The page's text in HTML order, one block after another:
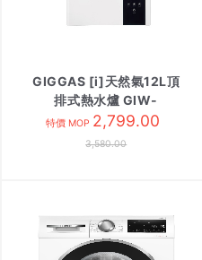
GIGGAS [i]天然氣12L頂
排式熱水爐 GIW-
12UPN3
特價 MOP 2,799.00
3,580.00